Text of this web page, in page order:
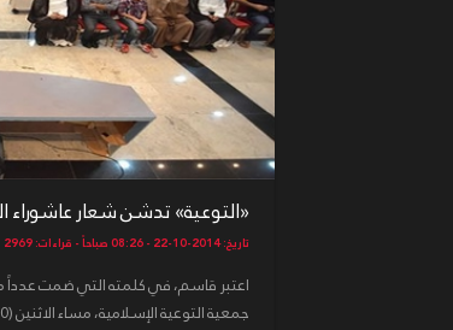
«التوعية» تدشن شعار عاشوراء
تاريخ: 2014-10-22 - 08:26 صباحاً - قراءات: 2969
اعتبر قاسم، في كلمته التي ضمت عدداً
جمعية التوعية الإسلامية، مساء الاثنين (20 أكتوبر/ تشرين الأول 2014) ب...